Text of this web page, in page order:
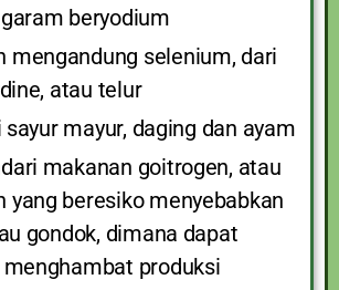
beryodium
mengandung selenium, dari
atau telur
sayur mayur, daging dan ayam
makanan goitrogen, atau
yang beresiko menyebabkan
gondok, dimana dapat
produksi